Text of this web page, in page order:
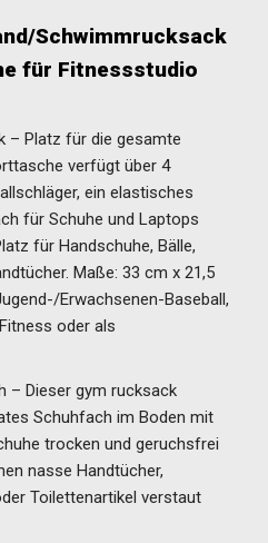
Schwimmrucksack
für Fitnessstudio
– Platz für die gesamte
verfügt über 4
ein elastisches
für Schuhe und Laptops
für Handschuhe, Bälle,
Maße: 33 cm x 21,5
Erwachsenen-Baseball,
oder als
– Dieser gym rucksack
Schuhfach im Boden mit
trocken und geruchsfrei
nasse Handtücher,
Toilettenartikel verstaut